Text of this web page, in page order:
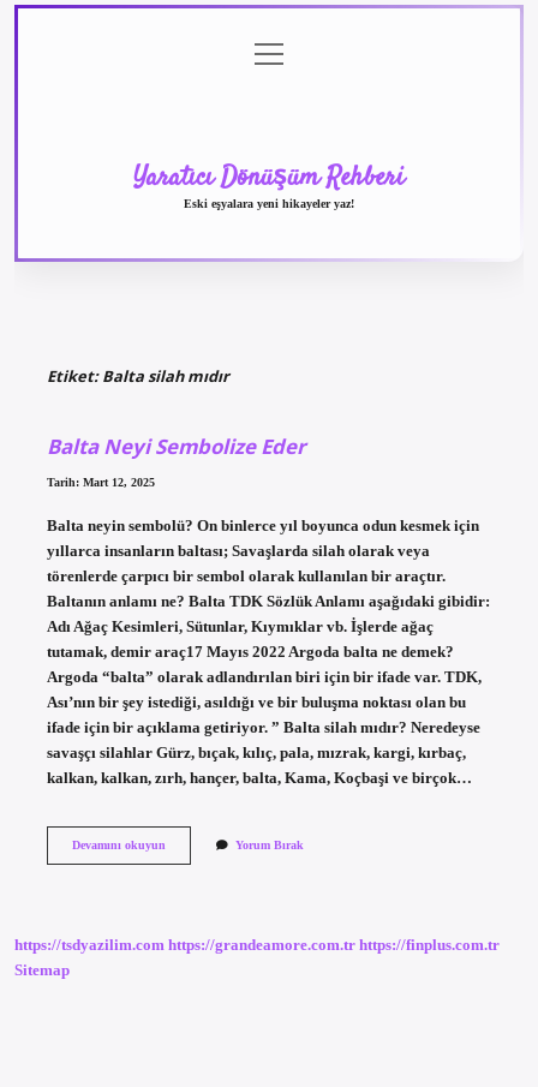
menüyü
aç
Yaratıcı Dönüşüm Rehberi
Eski eşyalara yeni hikayeler yaz!
Etiket:Balta silah mıdır
Balta Neyi Sembolize Eder
Tarih: Mart 12, 2025
Balta neyin sembolü? On binlerce yıl boyunca odun kesmek için
yıllarca insanların baltası; Savaşlarda silah olarak veya
törenlerde çarpıcı bir sembol olarak kullanılan bir araçtır.
Baltanın anlamı ne? Balta TDK Sözlük Anlamı aşağıdaki gibidir:
Adı Ağaç Kesimleri, Sütunlar, Kıymıklar vb. İşlerde ağaç
tutamak, demir araç17 Mayıs 2022 Argoda balta ne demek?
Argoda “balta” olarak adlandırılan biri için bir ifade var. TDK,
Ası’nın bir şey istediği, asıldığı ve bir buluşma noktası olan bu
ifade için bir açıklama getiriyor. ” Balta silah mıdır? Neredeyse
savaşçı silahlar Gürz, bıçak, kılıç, pala, mızrak, kargi, kırbaç,
kalkan, kalkan, zırh, hançer, balta, Kama, Koçbaşi ve birçok…
Devamını okuyunBalta
Yorum Bırak
https://tsdyazilim.com https://grandeamore.com.tr https://finplus.com.tr
Sitemap